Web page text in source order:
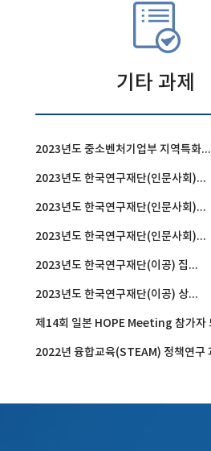
기타 과제
2023년도 중소벤처기업부 지역특화...
2023년도 한국연구재단(인문사회)...
2023년도 한국연구재단(인문사회)...
2023년도 한국연구재단(인문사회)...
2023년도 한국연구재단(이공) 집...
2023년도 한국연구재단(이공) 상...